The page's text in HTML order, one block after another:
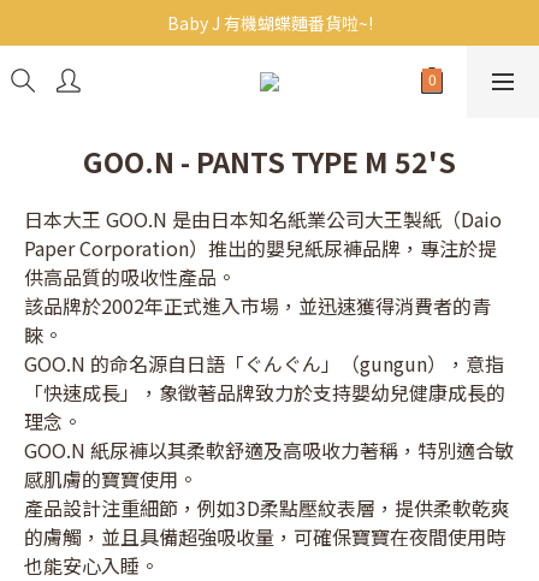
Baby J 有機蝴蝶麵番貨啦~!
Baby J 有機蝴蝶麵番貨啦~!
BB主食/幼兒食品現貨｜滿$300免運｜滿$500再9折
Baby J 有機蝴蝶麵番貨啦~!
GOO.N - PANTS TYPE M 52'S
日本大王 GOO.N 是由日本知名紙業公司大王製紙（Daio
Paper Corporation）推出的嬰兒紙尿褲品牌，專注於提
供高品質的吸收性產品。
該品牌於2002年正式進入市場，並迅速獲得消費者的青
睞。
GOO.N 的命名源自日語「ぐんぐん」（gungun），意指
「快速成長」，象徵著品牌致力於支持嬰幼兒健康成長的
理念。
GOO.N 紙尿褲以其柔軟舒適及高吸收力著稱，特別適合敏
感肌膚的寶寶使用。
產品設計注重細節，例如3D柔點壓紋表層，提供柔軟乾爽
的膚觸，並且具備超強吸收量，可確保寶寶在夜間使用時
也能安心入睡。